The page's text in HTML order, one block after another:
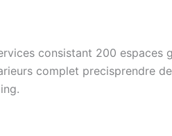
consistant 200 espaces
complet precisprendre